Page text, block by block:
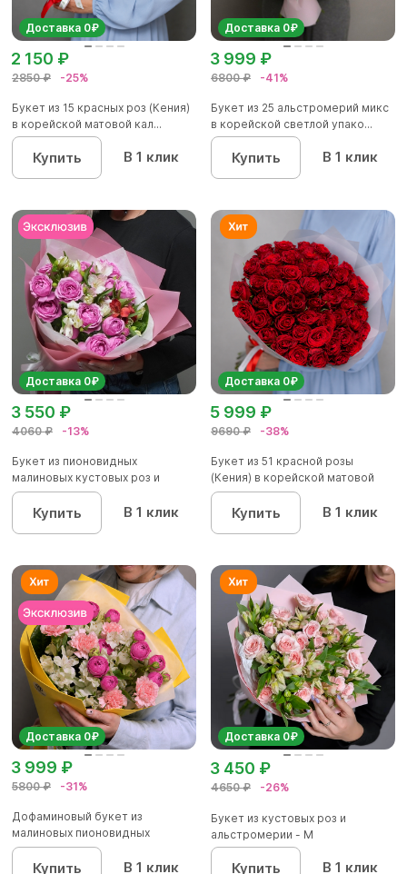
Доставка 0₽
2850 ₽ -25%
2 150 ₽
Букет из 15 красных роз (Кения)
в корейской матовой кал...
Купить В 1 клик
Доставка 0₽
6800 ₽ -41%
3 999 ₽
Букет из 25 альстромерий микс
в корейской светлой упако...
Купить В 1 клик
Доставка 0₽
4060 ₽ -13%
3 550 ₽
Букет из пионовидных
малиновых кустовых роз и
альстроме...
Купить В 1 клик
Доставка 0₽
9690 ₽ -38%
5 999 ₽
Букет из 51 красной розы
(Кения) в корейской матовой
уп...
Купить В 1 клик
Доставка 0₽
5800 ₽ -31%
3 999 ₽
Дофаминовый букет из
малиновых пионовидных
кустовых роз...
Купить В 1 клик
Доставка 0₽
4650 ₽ -26%
3 450 ₽
Букет из кустовых роз и
альстромерии - М
Купить В 1 клик